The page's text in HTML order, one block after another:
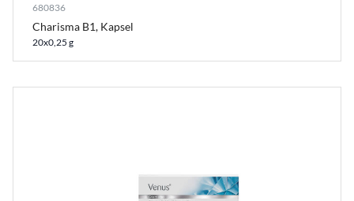
680836
Charisma B1, Kapsel
20x0,25 g